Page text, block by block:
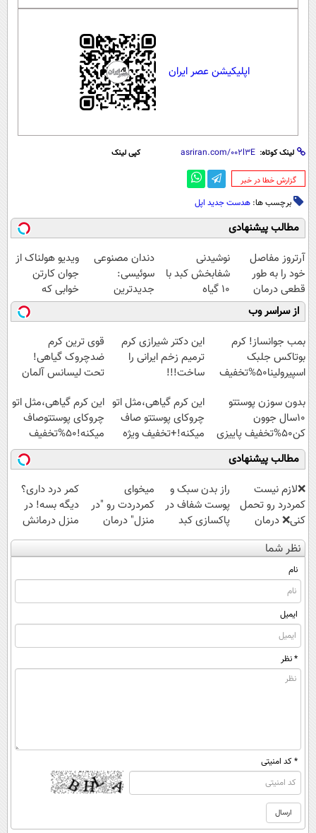
اپلیکیشن عصر ایران
لینک کوتاه: کپی لینک
‌گزارش خطا در خبر
برچسب ها: هدست جدید اپل
مطالب پیشنهادی
آرتروز مفاصل
خود را به طور
قطعی درمان
کنید!
◗پرسش‌نامه◖
نوشیدنی
شفابخش کبد با
10 گیاه
موثر(تخفیف تا
امشب)
دندان مصنوعی
سوئیسی:
جدیدترین
فناوری اروپا،
سبک و مقاوم |
پرداخت قسطی
ویدیو هولناک از
جوان کارتن
خوابی که
میلیاردر شد.
آموزش رایگان
از سراسر وب
بمب جوانساز! کرم
بوتاکس جلبک
اسپیرولینا50%تخفیف
این دکتر شیرازی کرم
ترمیم زخم ایرانی را
ساخت!!!
قوی ترین کرم
ضدچروک گیاهی!
تحت لیسانس آلمان
بدون سوزن پوستتو
10سال جوون
کن50%تخفیف پاییزی
این کرم گیاهی،مثل اتو
چروکای پوستتو صاف
میکنه!+تخفیف ویژه
این کرم گیاهی،مثل اتو
چروکای پوستتوصاف
میکنه!50%تخفیف
مطالب پیشنهادی
❌لازم نیست
کمردرد رو تحمل
کنی❌ درمان
بدون جراحی و
قرص
(پرسشنامه)
راز بدن سبک و
پوست شفاف در
پاکسازی کبد
نهفته است!
میخوای
کمردردت رو "در
منزل" درمان
کنی؟ (◂فیلم +
◂پرسش‌نامه)
کمر درد داری؟
دیگه بسه! در
منزل درمانش
کن
(◀پرسش‌نامه)
نظر شما
نام
ایمیل
* نظر
* کد امنیتی